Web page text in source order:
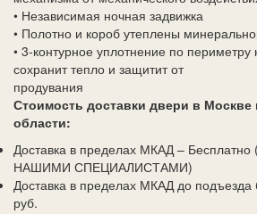
• Независимая ночная задвижка
• Полотно и короб утеплены
• 3-контурное уплотнение по периметру
сохранит тепло и защитит от
продувания
Стоимость доставки двери в Москве
области:
Доставка в пределах МКАД –
НАШИМИ СПЕЦИАЛИСТАМИ)
Доставка в пределах МКАД до подъезда
руб.